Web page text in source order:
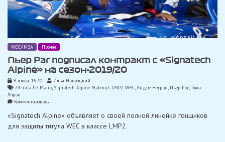
WEC/IMSA Прочее
Пьер Раг подписал контракт с «Signatech
Alpine» на сезон-2019/20
9 июля, 15:40
Илья Навроцкий
24 часа Ле-Мана, Signatech Alpine Matmut-LMP2,WEC,Андре Негран, Пьер Раг,Тома
Лоран
Комментироватьon
Раг
подписал
контракт
«Signatech Alpine» объявляет о своей полной линейке гонщиков
для защиты титула WEC в классе LMP2.